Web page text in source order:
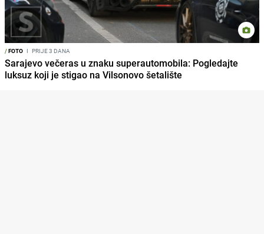
/FOTO I PRIJE 3 DANA
Sarajevo večeras u znaku superautomobila: Pogledajte
luksuz koji je stigao na Vilsonovo šetalište